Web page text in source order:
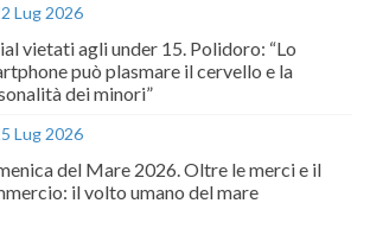
Lug 2026
vietati agli under 15. Polidoro: “Lo
può plasmare il cervello e la
dei minori”
Lug 2026
del Mare 2026. Oltre le merci e il
il volto umano del mare